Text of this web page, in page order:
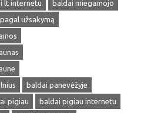
lt internetu
baldai miegamojo
užsakymą
baldai panevėžyje
pigiau
baldai pigiau internetu